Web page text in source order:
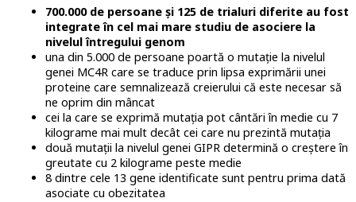
700.000 de persoane și 125 de trialuri diferite au fost
integrate în cel mai mare studiu de asociere la
nivelul întregului genom
una din 5.000 de persoane poartă o mutație la nivelul
genei MC4R care se traduce prin lipsa exprimării unei
proteine care semnalizează creierului că este necesar să
ne oprim din mâncat
cei la care se exprimă mutația pot cântări în medie cu 7
kilograme mai mult decât cei care nu prezintă mutația
două mutații la nivelul genei GIPR determină o creștere în
greutate cu 2 kilograme peste medie
8 dintre cele 13 gene identificate sunt pentru prima dată
asociate cu obezitatea